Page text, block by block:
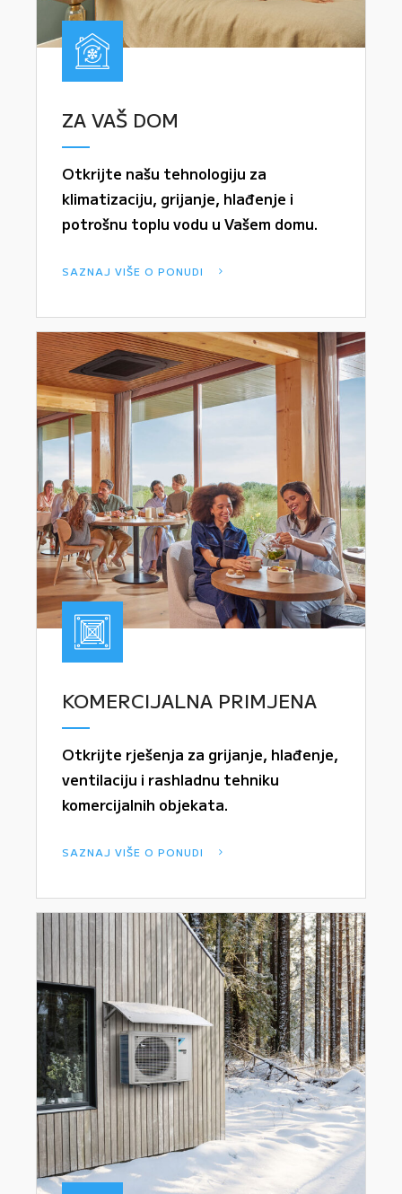
ZA VAŠ DOM
Otkrijte našu tehnologiju za
klimatizaciju, grijanje, hlađenje i
potrošnu toplu vodu u Vašem domu.
SAZNAJ VIŠE O PONUDI
KOMERCIJALNA PRIMJENA
Otkrijte rješenja za grijanje, hlađenje,
ventilaciju i rashladnu tehniku
komercijalnih objekata.
SAZNAJ VIŠE O PONUDI